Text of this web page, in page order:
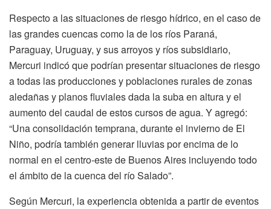
Respecto a las situaciones de riesgo hídrico, en el caso de
las grandes cuencas como la de los ríos Paraná,
Paraguay, Uruguay, y sus arroyos y ríos subsidiario,
Mercuri indicó que podrían presentar situaciones de riesgo
a todas las producciones y poblaciones rurales de zonas
aledañas y planos fluviales dada la suba en altura y el
aumento del caudal de estos cursos de agua. Y agregó:
“Una consolidación temprana, durante el invierno de El
Niño, podría también generar lluvias por encima de lo
normal en el centro-este de Buenos Aires incluyendo todo
el ámbito de la cuenca del río Salado”.
Según Mercuri, la experiencia obtenida a partir de eventos